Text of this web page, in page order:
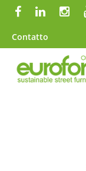
Contatto